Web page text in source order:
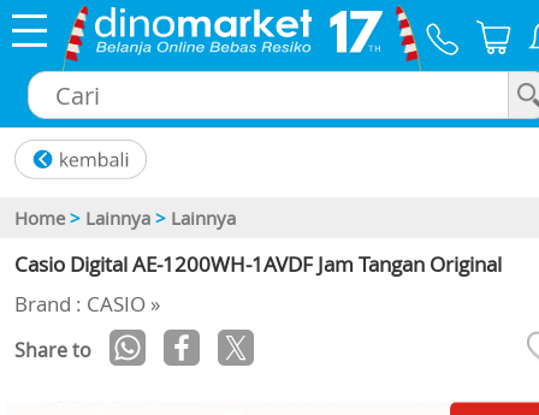
Home > Lainnya > Lainnya
Casio Digital AE-1200WH-1AVDF Jam Tangan Original
Brand : CASIO »
Share to